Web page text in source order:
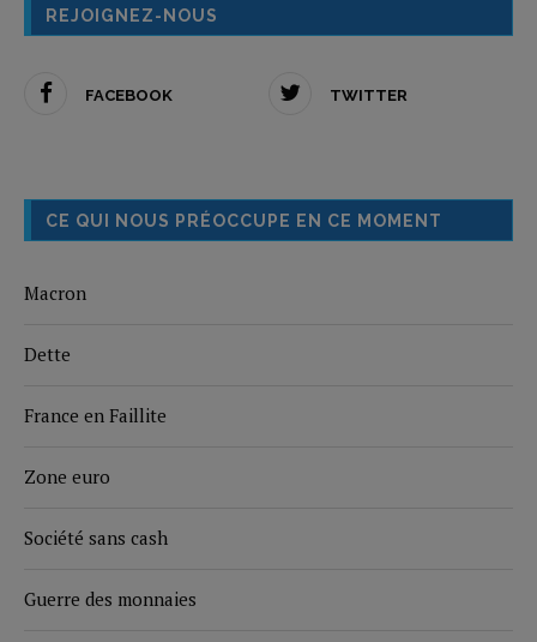
REJOIGNEZ-NOUS
FACEBOOK TWITTER
CE QUI NOUS PRÉOCCUPE EN CE MOMENT
Macron
Dette
France en Faillite
Zone euro
Société sans cash
Guerre des monnaies